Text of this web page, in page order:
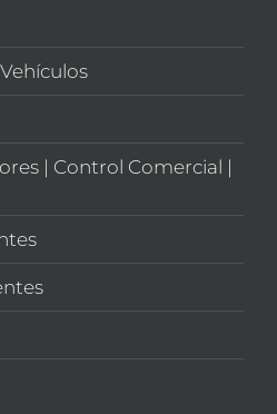
| Control Comercial |